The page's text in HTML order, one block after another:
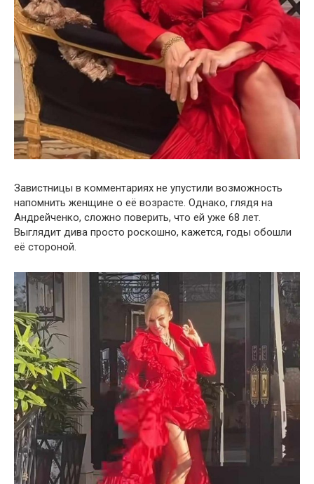
Завистницы в комментариях не упустили возможность
напомнить женщине о её возрасте. Однако, глядя на
Андрейченко, сложно поверить, что ей уже 68 лет.
Выглядит дива просто роскошно, кажется, годы обошли
её стороной.